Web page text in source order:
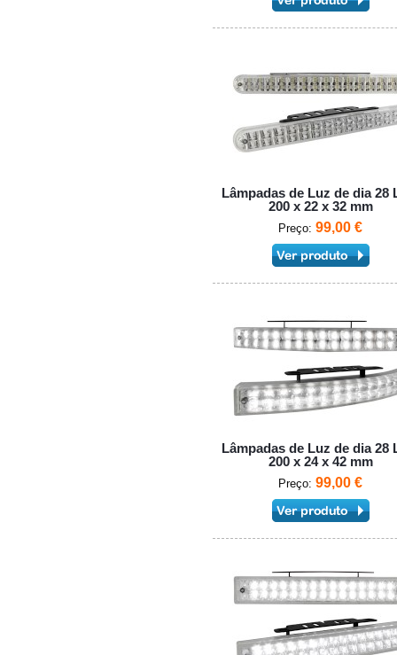
Lâmpadas de Luz de dia 28
200 x 22 x 32 mm
Preço: 99,00 €
Lâmpadas de Luz de dia 28
200 x 24 x 42 mm
Preço: 99,00 €